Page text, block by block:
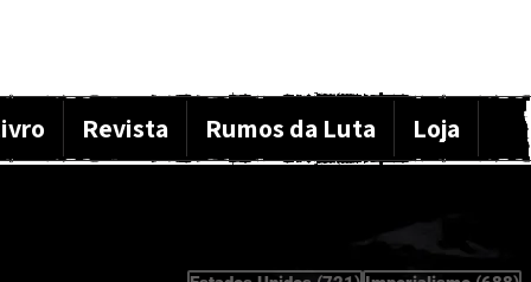
Revista Rumos da Luta Loja